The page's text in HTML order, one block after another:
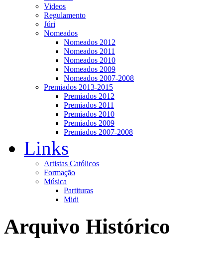
Videos
Regulamento
Júri
Nomeados
Nomeados 2012
Nomeados 2011
Nomeados 2010
Nomeados 2009
Nomeados 2007-2008
Premiados 2013-2015
Premiados 2012
Premiados 2011
Premiados 2010
Premiados 2009
Premiados 2007-2008
Links
Artistas Católicos
Formação
Música
Partituras
Midi
Arquivo Histórico